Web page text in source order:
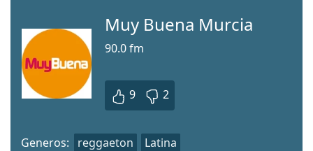
Muy Buena Murcia
90.0 fm
9 2
Generos: reggaeton Latina